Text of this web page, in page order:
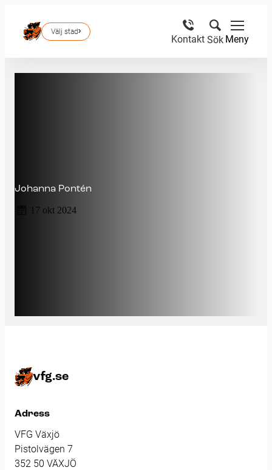
Välj stad
Kontakt Sök Meny
Johanna Pontén
17 okt 2024
vfg.se
Adress
VFG Växjö
Pistolvägen 7
352 50 VÄXJÖ